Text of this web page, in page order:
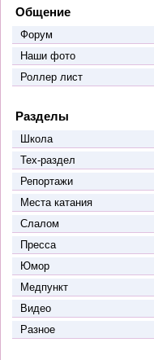
Общение
Форум
Наши фото
Роллер лист
Разделы
Школа
Тех-раздел
Репортажи
Места катания
Слалом
Пресса
Юмор
Медпункт
Видео
Разное